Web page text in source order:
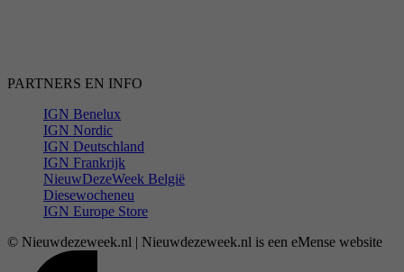
PARTNERS EN INFO
IGN Benelux
IGN Nordic
IGN Deutschland
IGN Frankrijk
NieuwDezeWeek België
Diesewocheneu
IGN Europe Store
© Nieuwdezeweek.nl | Nieuwdezeweek.nl is een eMense website